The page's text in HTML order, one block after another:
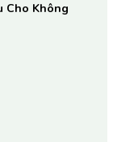
Cho Không